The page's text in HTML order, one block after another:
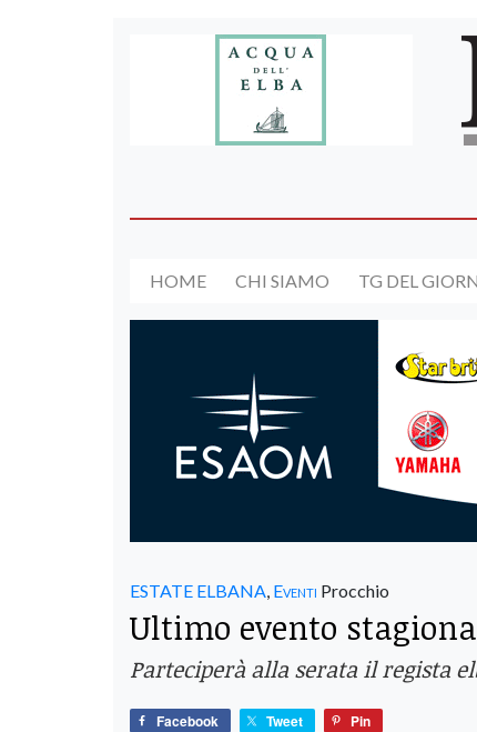
HOME CHI SIAMO TG DEL
ESTATE ELBANA Eventi Procchio
Ultimo evento
Parteciperà alla serata il regista
Facebook Tweet Pin